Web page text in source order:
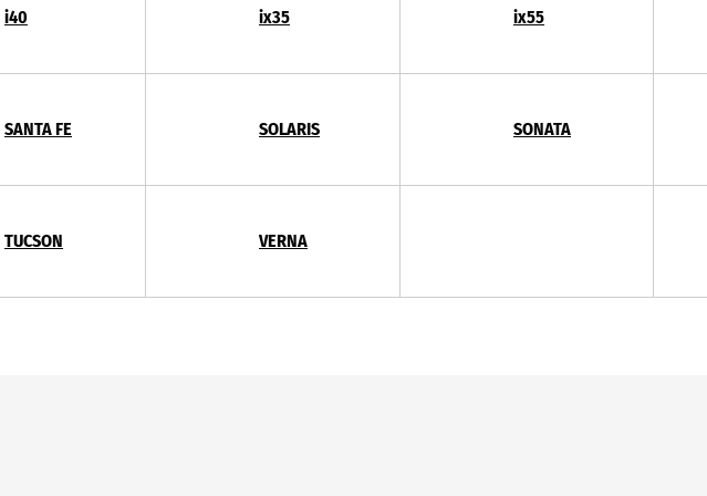
i40 ix35 ix55
SANTA FE SOLARIS SONATA
TUCSON VERNA